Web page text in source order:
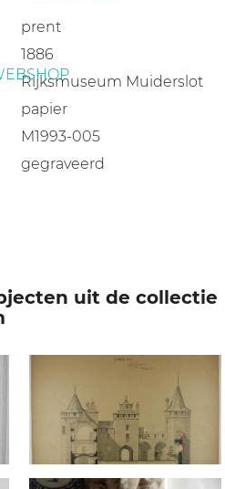
prent
1886
Rijksmuseum Muiderslot
papier
M1993-005
gegraveerd
uit de collectie